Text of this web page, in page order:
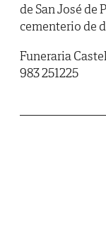
de San José de
cementerio de
Funeraria
983 251225